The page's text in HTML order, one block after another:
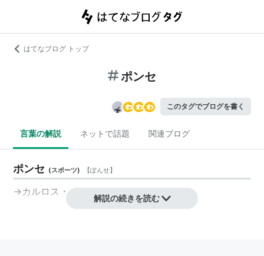
はてなブログ トップ
ポンセ
このタグでブログを書く
言葉の解説 ネットで話題 関連ブログ
ポンセ (スポーツ) 【ぽんせ】
→カルロス・ポンセ
解説の続きを読む